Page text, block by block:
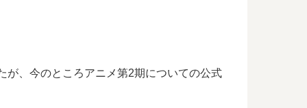
が、今のところアニメ第2期についての公式